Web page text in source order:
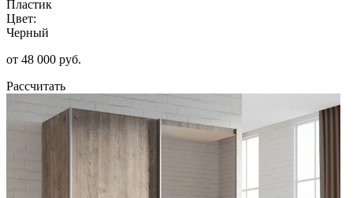
Пластик
Цвет:
Черный
от 48 000 руб.
Рассчитать